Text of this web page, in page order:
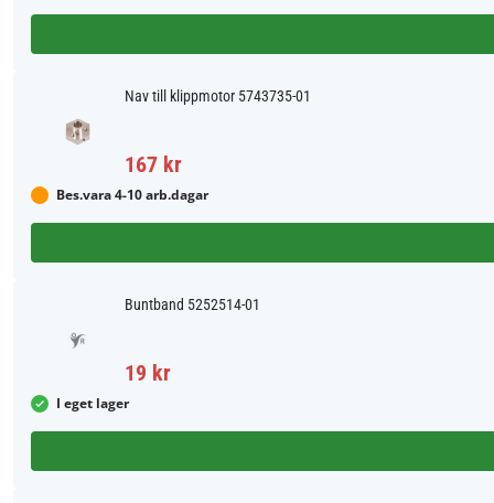
Nav till klippmotor 5743735-01
167 kr
Bes.vara 4-10 arb.dagar
Buntband 5252514-01
19 kr
I eget lager